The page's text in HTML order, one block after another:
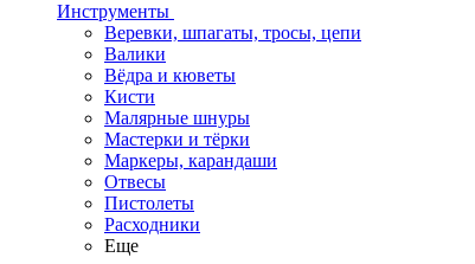
Инструменты
Веревки, шпагаты, тросы, цепи
Валики
Вёдра и кюветы
Кисти
Малярные шнуры
Мастерки и тёрки
Маркеры, карандаши
Отвесы
Пистолеты
Расходники
Еще